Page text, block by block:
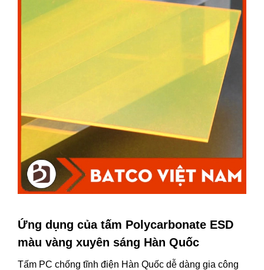
Ứng dụng của tấm Polycarbonate ESD
màu vàng xuyên sáng Hàn Quốc
Tấm PC chống tĩnh điện Hàn Quốc dễ dàng gia công